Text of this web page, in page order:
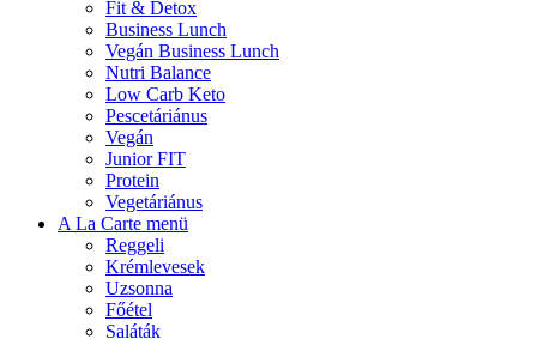
Fit & Detox
Business Lunch
Vegán Business Lunch
Nutri Balance
Low Carb Keto
Pescetáriánus
Vegán
Junior FIT
Protein
Vegetáriánus
A La Carte menü
Reggeli
Krémlevesek
Uzsonna
Főétel
Saláták